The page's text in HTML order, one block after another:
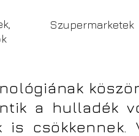
Szupermarketek
a hulladék
csökkennek.